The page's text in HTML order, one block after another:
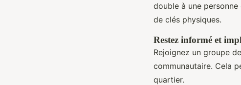
double à une
de clés physiques.
Restez informé et
Rejoignez un groupe
communautaire. Cela
quartier.